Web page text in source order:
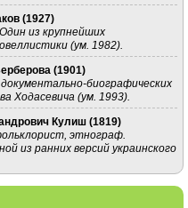
(1927)
из крупнейших
(ум. 1982).
(1901)
биографических
Ходасевича (ум. 1993).
Кулиш (1819)
этнограф.
из ранних версий украинского